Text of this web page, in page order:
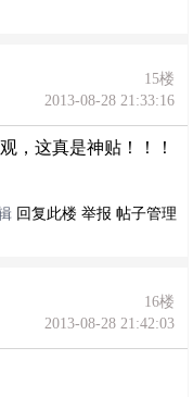
15楼
2013-08-28 21:33:16
，这真是神贴！！！
回复此楼 举报 帖子管理
16楼
2013-08-28 21:42:03